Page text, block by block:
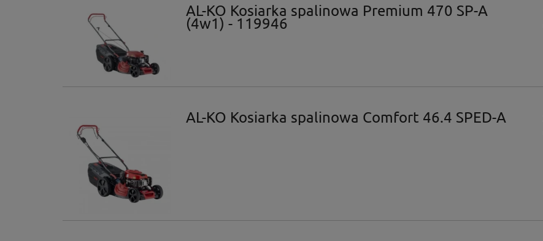
AL-KO Kosiarka spalinowa Premium 470 SP-A
(4w1) - 119946
AL-KO Kosiarka spalinowa Comfort 46.4 SPED-A